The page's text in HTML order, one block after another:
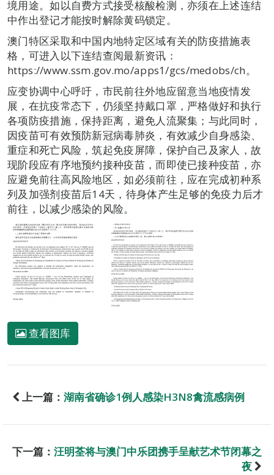
境用途。如以自费方式接受核酸检测，亦须在上述连结
中作出登记才能按时解除黄码锁定。
澳门特区采取和中国内地特定区域有关的防疫措施表
格，可进入以下连结查阅最新资讯：
https://www.ssm.gov.mo/apps1/gcs/medobs/ch。
应变协调中心呼吁，市民前往外地应留意当地疫情发
展，在抗疫常态下，仍须坚持戴口罩，严格做好和执行
各项防疫措施，保持距离，避免人流聚集；与此同时，
因疫苗可有效预防新冠病毒肺炎，有效减少自身感染、
重症和死亡风险，筑起免疫屏障，保护自己及家人，故
现阶段应有序地预约接种疫苗，而即使已接种疫苗，亦
应避免前往高风险地区，如必须前往，应在完成初种系
列及加强剂疫苗后14天，待身体产生足够的免疫力后才
前往，以减少感染的风险。
查看图库
上一篇： 湖南省确诊1例人感染H3N8禽流感病例
下一篇： 汪明荃将与澳门中乐团携手呈献艺术节闭幕之
夜